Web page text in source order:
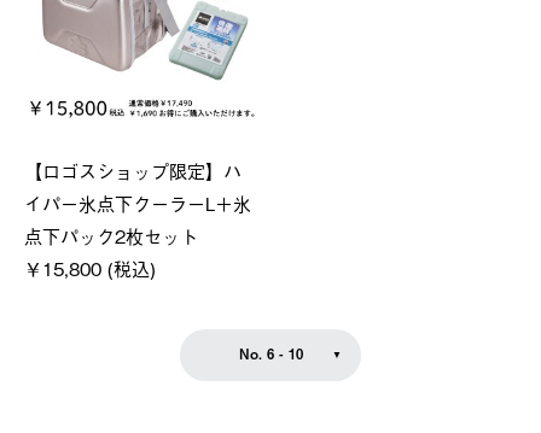
【ロゴスショップ限定】ハ
イパー氷点下クーラーL＋氷
点下パック2枚セット
￥15,800 (税込)
No. 6 - 10